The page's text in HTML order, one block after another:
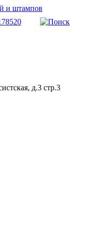
д.3 стр.3